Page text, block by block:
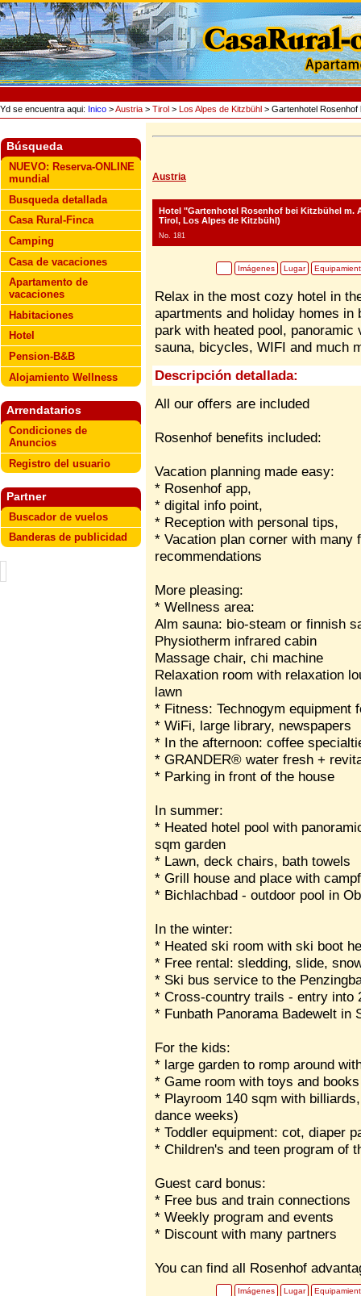
Yd se encuentra aqui: Inico >Austria > Tirol > Los Alpes de Kitzbühl > Gartenhotel Rosenhof
Búsqueda
NUEVO: Reserva-ONLINE
mundial
Busqueda detallada
Casa Rural-Finca
Camping
Casa de vacaciones
Apartamento de
vacaciones
Habitaciones
Hotel
Pension-B&B
Alojamiento Wellness
Arrendatarios
Condiciones de
Anuncios
Registro del usuario
Partner
Buscador de vuelos
Banderas de publicidad
Austria
Hotel "Gartenhotel Rosenhof bei Kitzbühel m.
Tirol, Los Alpes de Kitzbühl)
No. 181
Imágenes Lugar
Relax in the most cozy hotel in
apartments and holiday homes
park with heated pool,
sauna, bicycles, WIFI and much
Descripción detallada:
All our offers are included
Rosenhof benefits included:
Vacation planning made easy:
* Rosenhof app,
* digital info point,
* Reception with personal tips,
* Vacation plan corner with
recommendations
More pleasing:
* Wellness area:
Alm sauna: bio-steam or finnish
Physiotherm infrared cabin
Massage chair, chi machine
Relaxation room with relaxation
lawn
* Fitness: Technogym equipment
* WiFi, large library, newspapers
* In the afternoon: coffee
* GRANDER® water fresh +
* Parking in front of the house
In summer:
* Heated hotel pool with
sqm garden
* Lawn, deck chairs, bath towels
* Grill house and place with
* Bichlachbad - outdoor pool in
In the winter:
* Heated ski room with ski boot
* Free rental: sledding, slide,
* Ski bus service to the
* Cross-country trails - entry into
* Funbath Panorama Badewelt in
For the kids:
* large garden to romp around
* Game room with toys and
* Playroom 140 sqm with
dance weeks)
* Toddler equipment: cot, diaper
* Children's and teen program of
Guest card bonus:
* Free bus and train connections
* Weekly program and events
* Discount with many partners
You can find all Rosenhof
Imágenes Lugar